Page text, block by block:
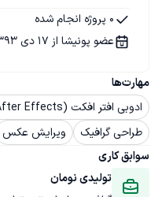
مهارت‌ها
ادوبی افتر افکت (After Effects)
طراحی گرافیک
ویرایش عکس
سوابق کاری
تولیدی نومان
0 پروژه انجام شده
عضو پونیشا از 17 دی 1393